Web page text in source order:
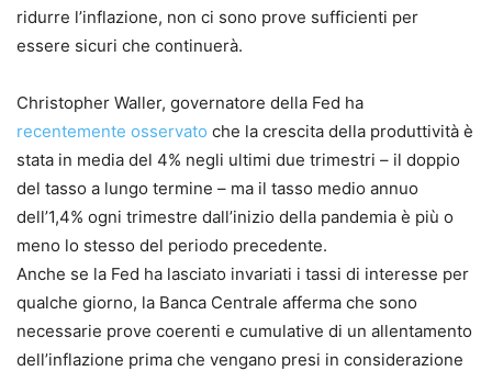
ridurre l’inflazione, non ci sono prove sufficienti per
essere sicuri che continuerà.
Christopher Waller, governatore della Fed ha
recentemente osservato che la crescita della produttività è
stata in media del 4% negli ultimi due trimestri – il doppio
del tasso a lungo termine – ma il tasso medio annuo
dell’1,4% ogni trimestre dall’inizio della pandemia è più o
meno lo stesso del periodo precedente.
Anche se la Fed ha lasciato invariati i tassi di interesse per
qualche giorno, la Banca Centrale afferma che sono
necessarie prove coerenti e cumulative di un allentamento
dell’inflazione prima che vengano presi in considerazione